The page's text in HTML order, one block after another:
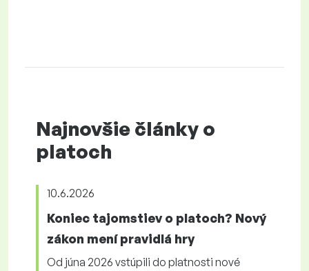
Najnovšie články o
platoch
10.6.2026
Koniec tajomstiev o platoch? Nový
zákon mení pravidlá hry
Od júna 2026 vstúpili do platnosti nové